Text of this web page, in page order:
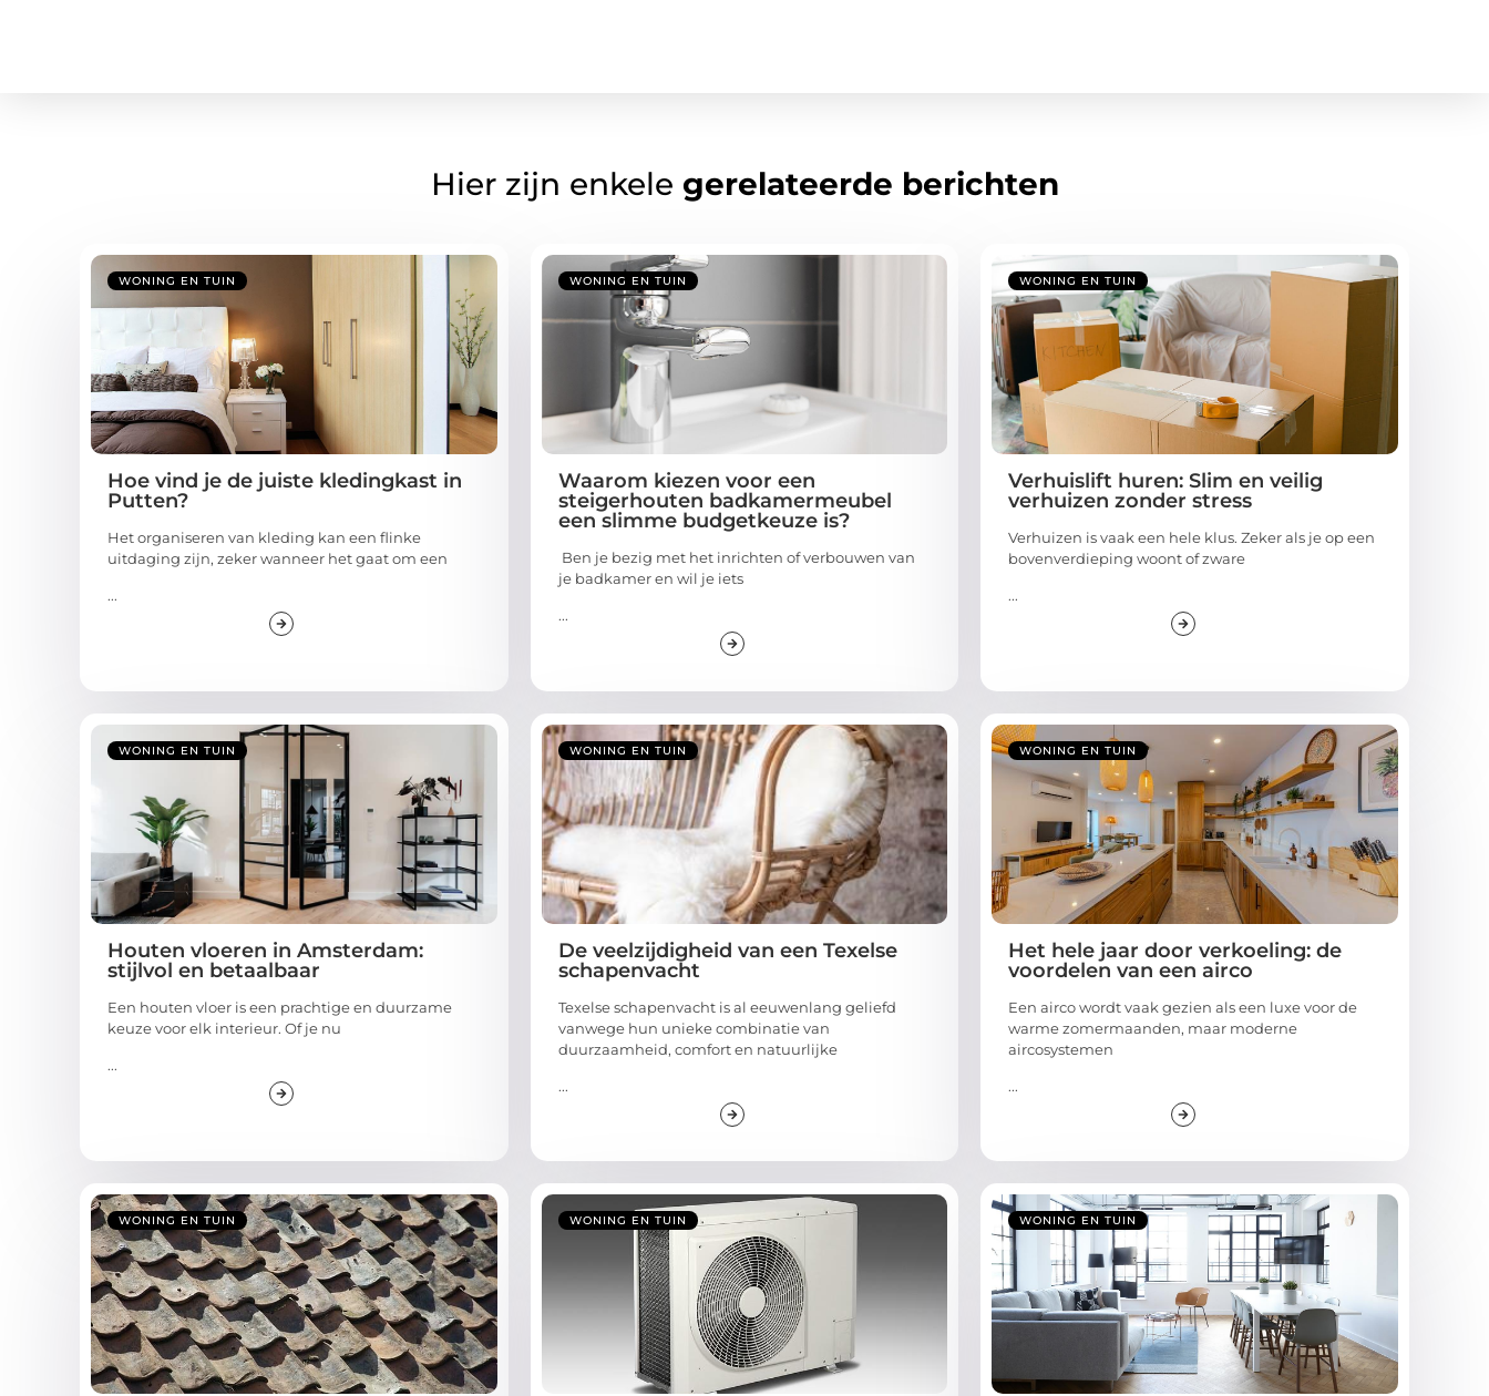
Hier zijn enkele gerelateerde berichten
WONING EN TUIN
Hoe vind je de juiste kledingkast in
Putten?
Het organiseren van kleding kan een flinke
uitdaging zijn, zeker wanneer het gaat om een
...
WONING EN TUIN
Waarom kiezen voor een
steigerhouten badkamermeubel
een slimme budgetkeuze is?
Ben je bezig met het inrichten of verbouwen van
je badkamer en wil je iets
...
WONING EN TUIN
Verhuislift huren: Slim en veilig
verhuizen zonder stress
Verhuizen is vaak een hele klus. Zeker als je op een
bovenverdieping woont of zware
...
WONING EN TUIN
Houten vloeren in Amsterdam:
stijlvol en betaalbaar
Een houten vloer is een prachtige en duurzame
keuze voor elk interieur. Of je nu
...
WONING EN TUIN
De veelzijdigheid van een Texelse
schapenvacht
Texelse schapenvacht is al eeuwenlang geliefd
vanwege hun unieke combinatie van
duurzaamheid, comfort en natuurlijke
...
WONING EN TUIN
Het hele jaar door verkoeling: de
voordelen van een airco
Een airco wordt vaak gezien als een luxe voor de
warme zomermaanden, maar moderne
aircosystemen
...
WONING EN TUIN WONING EN TUIN WONING EN TUIN